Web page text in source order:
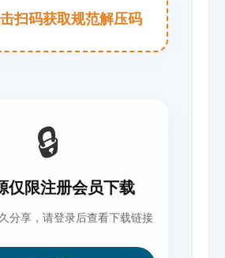
击扫码获取规范解压码
🔒
仅限注册会员下载
分享，请登录后查看下载链接